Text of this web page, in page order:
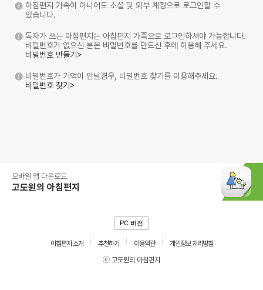
아침편지 가족이 아니어도 소셜 및 외부 계정으로 로그인할 수
있습니다.
독자가 쓰는 아침편지는 아침편지 가족으로 로그인하셔야 가능합니다.
비밀번호가 없으신 분은 비밀번호를 만드신 후에 이용해 주세요.
비밀번호 만들기>
비밀번호가 기억이 안날경우, 비밀번호 찾기를 이용해주세요.
비밀번호 찾기>
모바일 앱 다운로드
고도원의 아침편지
PC 버전
아침편지 소개 추천하기 이용약관
개인정보 처리방침
ⓒ 고도원의 아침편지